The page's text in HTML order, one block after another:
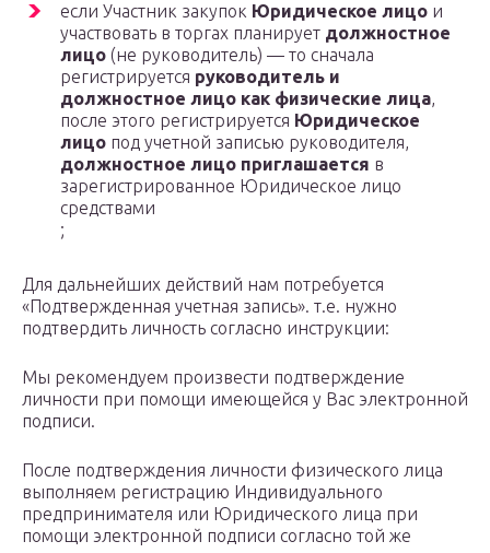
если Участник закупок Юридическое лицо и
участвовать в торгах планирует должностное
лицо (не руководитель) — то сначала
регистрируется руководитель и
должностное лицо как физические лица,
после этого регистрируется Юридическое
лицо под учетной записью руководителя,
должностное лицо приглашается в
зарегистрированное Юридическое лицо
средствами
;
Для дальнейших действий нам потребуется
«Подтвержденная учетная запись». т.е. нужно
подтвердить личность согласно инструкции:
Мы рекомендуем произвести подтверждение
личности при помощи имеющейся у Вас электронной
подписи.
После подтверждения личности физического лица
выполняем регистрацию Индивидуального
предпринимателя или Юридического лица при
помощи электронной подписи согласно той же